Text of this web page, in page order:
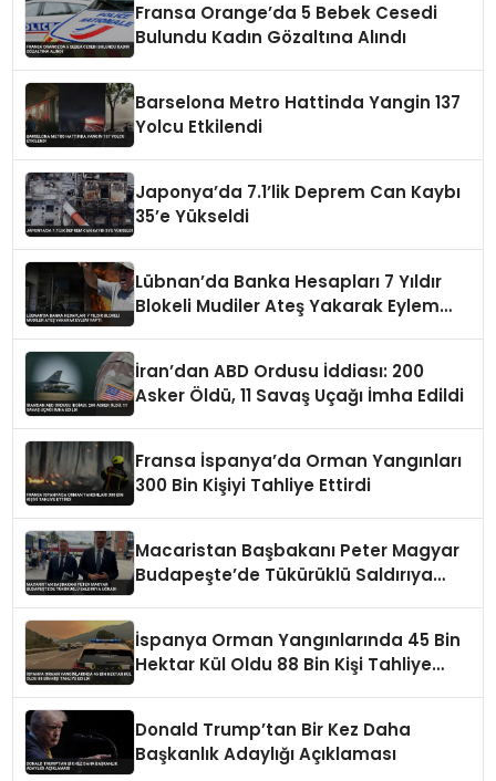
Fransa Orange’da 5 Bebek Cesedi
Bulundu Kadın Gözaltına Alındı
Barselona Metro Hattinda Yangin 137
Yolcu Etkilendi
Japonya’da 7.1’lik Deprem Can Kaybı
35’e Yükseldi
Lübnan’da Banka Hesapları 7 Yıldır
Blokeli Mudiler Ateş Yakarak Eylem
İran’dan ABD Ordusu İddiası: 200
Asker Öldü, 11 Savaş Uçağı İmha Edildi
Fransa İspanya’da Orman Yangınları
300 Bin Kişiyi Tahliye Ettirdi
Macaristan Başbakanı Peter Magyar
Budapeşte’de Tükürüklü Saldırıya
İspanya Orman Yangınlarında 45 Bin
Hektar Kül Oldu 88 Bin Kişi Tahliye
Donald Trump’tan Bir Kez Daha
Başkanlık Adaylığı Açıklaması